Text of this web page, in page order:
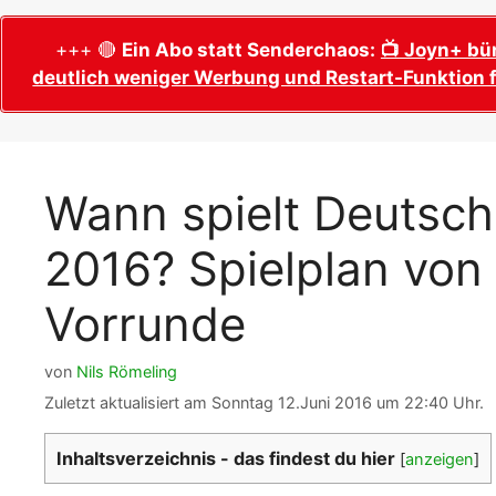
Wer wird Fußball-Weltmeister 2026?
Alle WM 2026 Trainer
Alle Fußball Weltmeister
Adidas Trionda: offizielle WM 2026
Spielball
Alle Nationalspieler der FIFA Fußball WM
2026
WM 2026 Qualifikation in Europa: Tabelle
& Spielplan
WM 2026
Termine,
WM 2026
WM 2026
WM 2026
Spielort
Fußball WM
Fußball WM
PDF zum
+++ 🔴 Ein Abo statt Senderchaos: 📺 Joyn+
deutlich weniger Werbung und Restart-
Wann spielt
2016? Spielplan
Vorrunde
von Nils Römeling
Zuletzt aktualisiert am Sonntag 12.Juni 2016 um 22:40 Uhr.
Inhaltsverzeichnis - das findest du hier [anzeigen]